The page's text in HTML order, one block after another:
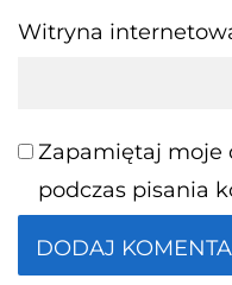
Witryna
Zapamiętaj moje
podczas pisania